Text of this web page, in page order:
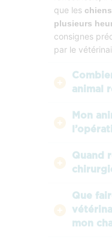
que les
plusieurs
consignes
par le
animal
Mon
Quand
Que
mon